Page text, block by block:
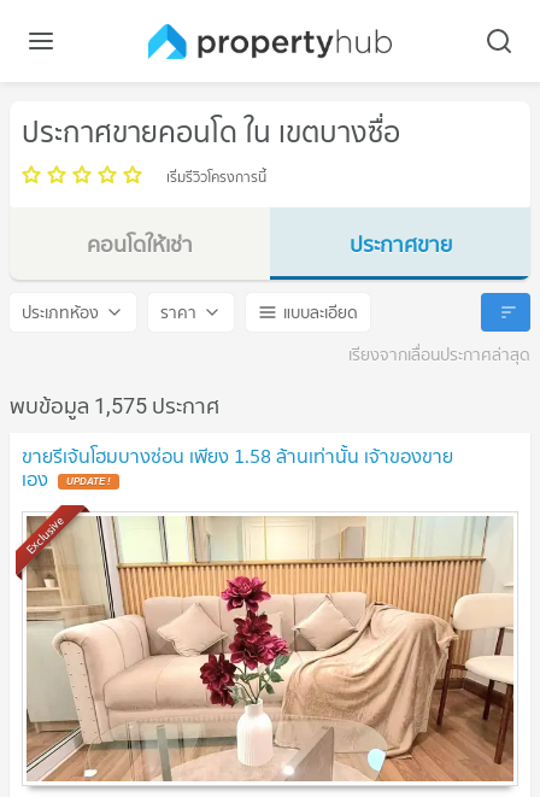
ประกาศขายคอนโด ใน เขตบางซื่อ
เริ่มรีวิวโครงการนี้
คอนโดให้เช่า
ประกาศขาย
ประเภทห้อง ราคา
แบบละเอียด
เรียงจากเลื่อนประกาศล่าสุด
พบข้อมูล 1,575 ประกาศ
ขายรีเจ้นโฮมบางซ่อน เพียง 1.58 ล้านเท่านั้น เจ้าของขาย
เอง
Exclusive